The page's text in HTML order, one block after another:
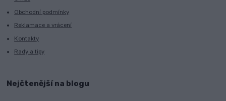
Obchodní podmínky
Reklamace a vrácení
Kontakty
Rady a tipy
Nejčtenější na blogu